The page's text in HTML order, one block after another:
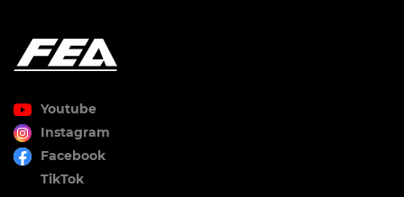
Youtube
Instagram
Facebook
TikTok